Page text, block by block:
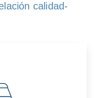
calidad-